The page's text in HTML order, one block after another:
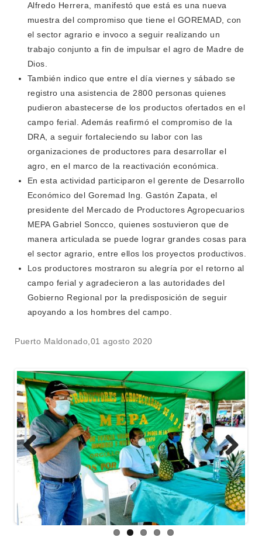
Alfredo Herrera, manifestó que está es una nueva
muestra del compromiso que tiene el GOREMAD, con
el sector agrario e invoco a seguir realizando un
trabajo conjunto a fin de impulsar el agro de Madre de
Dios.
También indico que entre el día viernes y sábado se
registro una asistencia de 2800 personas quienes
pudieron abastecerse de los productos ofertados en el
campo ferial. Además reafirmó el compromiso de la
DRA, a seguir fortaleciendo su labor con las
organizaciones de productores para desarrollar el
agro, en el marco de la reactivación económica.
En esta actividad participaron el gerente de Desarrollo
Económico del Goremad Ing. Gastón Zapata, el
presidente del Mercado de Productores Agropecuarios
MEPA Gabriel Soncco, quienes sostuvieron que de
manera articulada se puede lograr grandes cosas para
el sector agrario, entre ellos los proyectos productivos.
Los productores mostraron su alegría por el retorno al
campo ferial y agradecieron a las autoridades del
Gobierno Regional por la predisposición de seguir
apoyando a los hombres del campo.
Puerto Maldonado,01 agosto 2020
Previous Next